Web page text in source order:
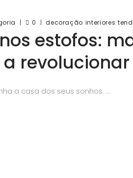
0 decoração interiores
estofos:
revolucionar
a casa dos seus sonhos.